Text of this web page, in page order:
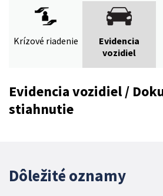
Krízové riadenie
Evidencia
vozidiel
Evidencia vozidiel /
stiahnutie
Dôležité oznamy